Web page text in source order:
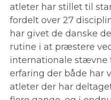
atleter har stillet til
fordelt over 27
har givet de danske
rutine i at præstere
internationale stævne
erfaring der både har
atleter der har